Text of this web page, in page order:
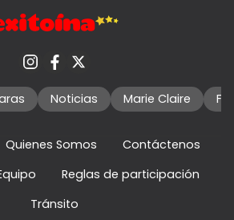
Noticias Marie Claire
Quienes Somos
Contáctenos
Reglas de participación
Tránsito